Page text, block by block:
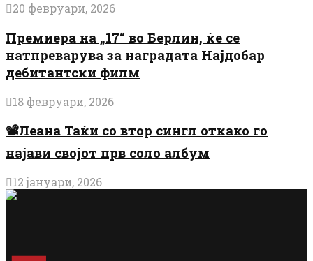
20 февруари, 2026
Премиера на „17“ во Берлин, ќе се
натпреварува за наградата Најдобар
дебитантски филм
18 февруари, 2026
📽️Леана Таќи со втор сингл откако го
најави својот прв соло албум
12 јануари, 2026